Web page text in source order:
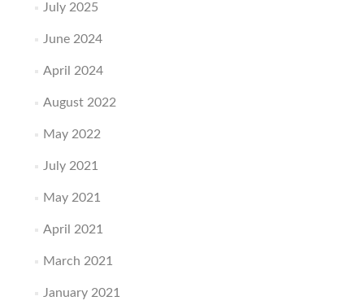
July 2025
June 2024
April 2024
August 2022
May 2022
July 2021
May 2021
April 2021
March 2021
January 2021